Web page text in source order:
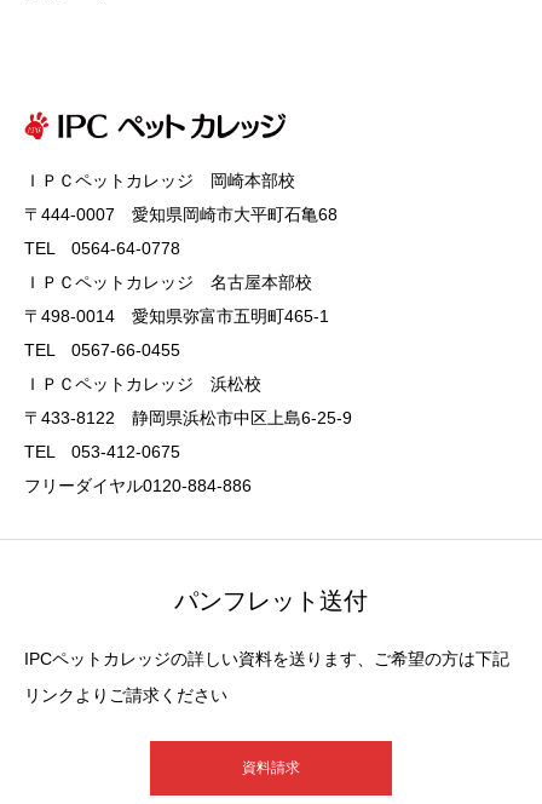
ＩＰＣペットカレッジ 岡崎本部校
〒444-0007 愛知県岡崎市大平町石亀68
TEL 0564-64-0778
ＩＰＣペットカレッジ 名古屋本部校
〒498-0014 愛知県弥富市五明町465-1
TEL 0567-66-0455
ＩＰＣペットカレッジ 浜松校
〒433-8122 静岡県浜松市中区上島6-25-9
TEL 053-412-0675
フリーダイヤル0120-884-886
パンフレット送付
IPCペットカレッジの詳しい資料を送ります、ご希望の方は下記
リンクよりご請求ください
資料請求